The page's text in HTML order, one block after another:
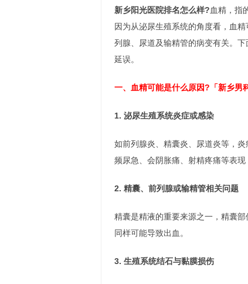
新乡阳光医院排名怎么样?血精，指
因为从泌尿生殖系统的角度看，血
列腺、尿道及输精管的病变有关。
延误。
一、血精可能是什么原因?「新乡男
1. 泌尿生殖系统炎症或感染
如前列腺炎、精囊炎、尿道炎等，
频尿急、会阴胀痛、射精疼痛等表现
2. 精囊、前列腺或输精管相关问题
精囊是精液的重要来源之一，精囊
同样可能导致出血。
3. 生殖系统结石与黏膜损伤